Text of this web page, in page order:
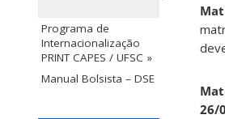
Programa de
Internacionalização
PRINT CAPES / UFSC »
Manual Bolsista – DSE
26/